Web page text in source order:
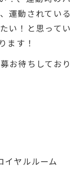
運動されている
い！と思ってい
ます！
お待ちしており
ヤルルーム